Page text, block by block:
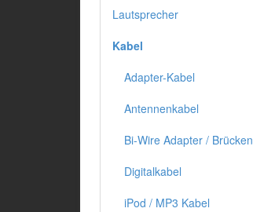
Lautsprecher
Kabel
Adapter-Kabel
Antennenkabel
Bi-Wire Adapter / Brücken
Digitalkabel
iPod / MP3 Kabel